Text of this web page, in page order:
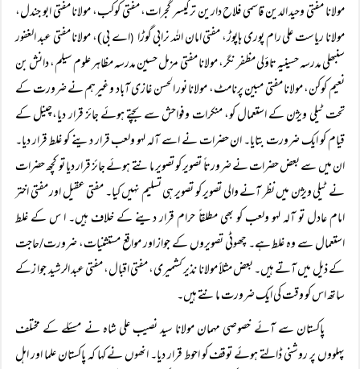
مولانا مفتی وحید الدین قاسمی فلاح دارین ترکیسر گجرات، مفتی کوکب، مولانا مفتی ابو جندل،
مولانا ریاست علی رام پوری ہاپوڑ، مفتی امان اللہ نرابی گوڑا (اے بی)، مولانا مفتی عبد الغفور
سنبھلی مدرسہ حسینیہ تاؤلی مظفر نگر، مولانا مفتی مزمل حسین مدرسہ مظاہر علوم سیلم، دانش بن
نعیم کوکن، مولانا مفتی مبین پرنامٹ، مولانا نور الحسن غازی آباد وغیرہم نے ضرورت کے
تحت ٹیلی ویژن کے استعمال کو، منکرات وفواحش سے بچتے ہوئے جائز قرار دیا،چینل کے
قیام کو ایک ضرورت بتایا۔ ان حضرات نے اسے آلہ لہو ولعب قرار دینے کو غلط قرار دیا۔
ان میں سے بعض حضرات نے ضرورتاً تصویر کو تصویر مانتے ہوئے جائز قرار دیا تو کچھ حضرات
نے ٹیلی ویژن میں نظر آنے والی تصویر کو تصویر ہی تسلیم نہیں کیا۔ مفتی عقیل اور مفتی اختر
امام عادل تو آلہ لہو ولعب کو بھی مطلقاً حرام قرار دینے کے خلاف ہیں۔ ا س کے غلط
استعمال سے وہ غلط ہے۔ چھوٹی تصویروں کے جواز اور مواقع مستثنیات، ضرورت/حاجت
کے ذیل میں آتے ہیں۔ بعض مثلاً مولانا نذیر کشمیری، مفتی اقبال، مفتی عبد الرشید جوا زکے
ساتھ اس کو وقت کی ایک ضرورت مانتے ہیں۔
پاکستان سے آئے خصوصی مہمان مولانا سید نصیب علی شاہ نے مسئلے کے مختلف
پہلووں پر روشنی ڈالتے ہوئے توقف کو احوط قرار دیا۔ انھوں نے کہا کہ پاکستان علما اور اہل